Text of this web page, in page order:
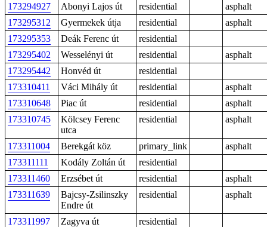
173294927
Abonyi Lajos út residential
asphalt
173295312
Gyermekek útja residential
asphalt
173295353
Deák Ferenc út
residential
173295402
Wesselényi út residential
asphalt
173295442
Honvéd út
residential
173310411
Váci Mihály út residential
asphalt
173310648
Piac út residential
asphalt
173310745
Kölcsey Ferenc
utca
residential asphalt
173311004 Berekgát köz primary_link
asphalt
173311111
Kodály Zoltán út
residential
173311460
Erzsébet út residential
asphalt
173311639
Bajcsy-Zsilinszky
Endre út
residential asphalt
173311997 Zagyva út
residential